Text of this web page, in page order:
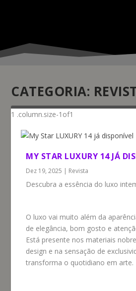
CATEGORIA:
MY STAR LUXURY 14 JÁ
Dez 19, 2025 | Revista
Descubra a essência do luxo
O luxo vai muito além da
de elegância, bom gosto e
Está presente nos materiais
design e na sensação de
transforma o quotidiano em arte.